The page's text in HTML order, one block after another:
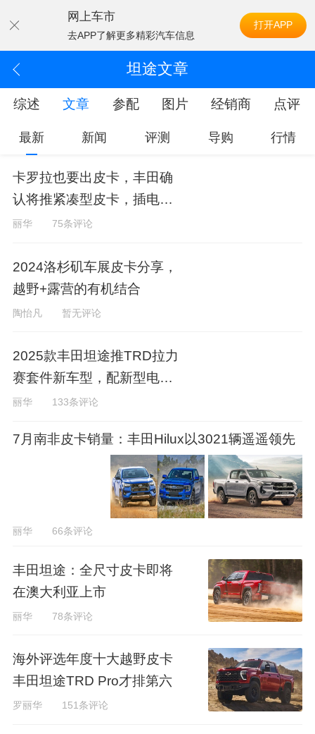
网上车市
去APP了解更多精彩汽车信息
打开APP
坦途文章
综述 文章 参配 图片 经销商 点评
最新 新闻 评测 导购 行情
卡罗拉也要出皮卡，丰田确
认将推紧凑型皮卡，插电混
动
丽华 75条评论
2024洛杉矶车展皮卡分享，
越野+露营的有机结合
陶怡凡 暂无评论
2025款丰田坦途推TRD拉力
赛套件新车型，配新型电动
尾门
丽华 133条评论
7月南非皮卡销量：丰田Hilux以3021辆遥遥领先
丽华 66条评论
丰田坦途：全尺寸皮卡即将
在澳大利亚上市
丽华 78条评论
海外评选年度十大越野皮卡
丰田坦途TRD Pro才排第六
罗丽华 151条评论